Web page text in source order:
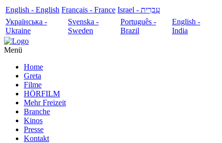
English - English Français - France
עִבְרִית - Israel
Українська -
Ukraine
Svenska -
Sweden
Português -
Brazil
English -
India
Menü
Home
Greta
Filme
HÖRFILM
Mehr Freizeit
Branche
Kinos
Presse
Kontakt